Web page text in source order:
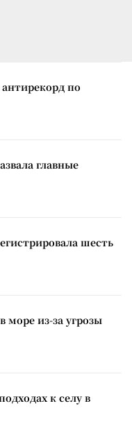
по
главные
шесть
море из-за угрозы
к селу в